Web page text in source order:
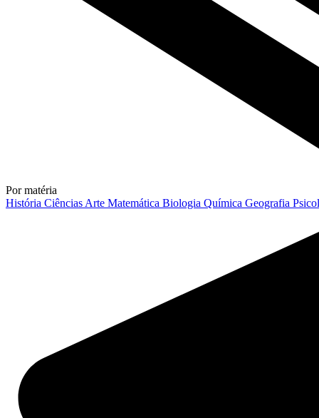
Por matéria
História Ciências Arte Matemática Biologia Química Geografia